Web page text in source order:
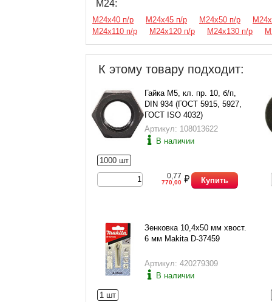
М24:
М24х40 п/р М24х45 п/р М24х50 п/р
М24х110 п/р
М24х120 п/р М24х130 п/р
К этому товару подходит:
Гайка М5, кл. пр. 10, б/п,
DIN 934 (ГОСТ 5915, 5927,
ГОСТ ISO 4032)
Артикул: 108013622
В наличии
1000 шт
0,77
770,00 Купить
Зенковка 10,4х50 мм хвост.
6 мм Makita D-37459
Артикул: 420279309
В наличии
1 шт